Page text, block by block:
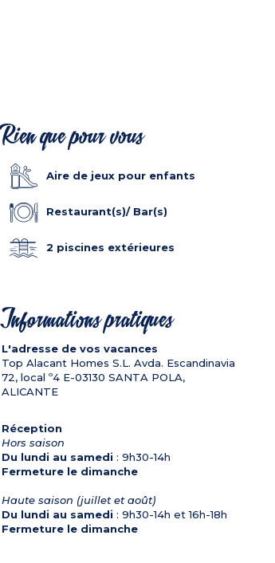
Rien que pour vous
Aire de jeux pour enfants
Restaurant(s)/ Bar(s)
2 piscines extérieures
Informations pratiques
L'adresse de vos vacances
Top Alacant Homes S.L. Avda. Escandinavia
72, local º4 E-03130 SANTA POLA,
ALICANTE
Réception
Hors saison
Du lundi au samedi : 9h30-14h
Fermeture le dimanche
Haute saison (juillet et août)
Du lundi au samedi : 9h30-14h et 16h-18h
Fermeture le dimanche